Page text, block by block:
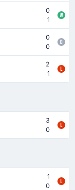
0
1
0
0
2
1
3
0
1
0